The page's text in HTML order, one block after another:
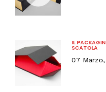
IL
SCATOLA
07